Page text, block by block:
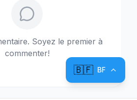
Soyez le premier à
commenter!
🇧🇫 BF